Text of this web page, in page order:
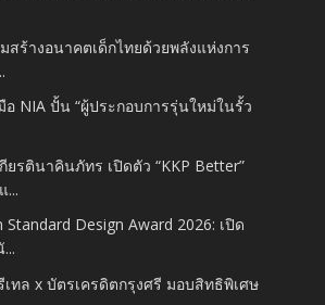
สร้างอนาคตเด็กไทยด้วยพลังแห่งการ
อ NIA ปั้น “ผู้ประกอบการรุ่นใหม่ในรั้ว
ยรตินาคินภัทร เปิดตัว “KKP Better”
...
Standard Design Award 2026: เปิด
เทล x บัตรเครดิตกรุงศรี มอบสิทธิพิเศษ